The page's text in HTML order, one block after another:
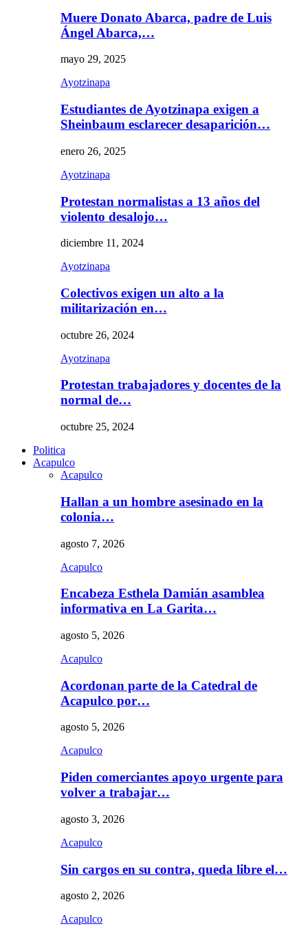
Muere Donato Abarca, padre de Luis
Ángel Abarca,…
mayo 29, 2025
Ayotzinapa
Estudiantes de Ayotzinapa exigen a
Sheinbaum esclarecer desaparición…
enero 26, 2025
Ayotzinapa
Protestan normalistas a 13 años del
violento desalojo…
diciembre 11, 2024
Ayotzinapa
Colectivos exigen un alto a la
militarización en…
octubre 26, 2024
Ayotzinapa
Protestan trabajadores y docentes de la
normal de…
octubre 25, 2024
Politica
Acapulco
Acapulco
Hallan a un hombre asesinado en la
colonia…
agosto 7, 2026
Acapulco
Encabeza Esthela Damián asamblea
informativa en La Garita…
agosto 5, 2026
Acapulco
Acordonan parte de la Catedral de
Acapulco por…
agosto 5, 2026
Acapulco
Piden comerciantes apoyo urgente para
volver a trabajar…
agosto 3, 2026
Acapulco
Sin cargos en su contra, queda libre el…
agosto 2, 2026
Acapulco